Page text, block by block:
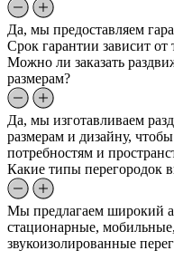
Да, мы предоставляем
Срок гарантии зависит
Можно ли заказать
размерам?
Да, мы изготавливаем
размерам и дизайну,
потребностям и
Какие типы перегородок
Мы предлагаем широкий
стационарные,
звукоизолированные